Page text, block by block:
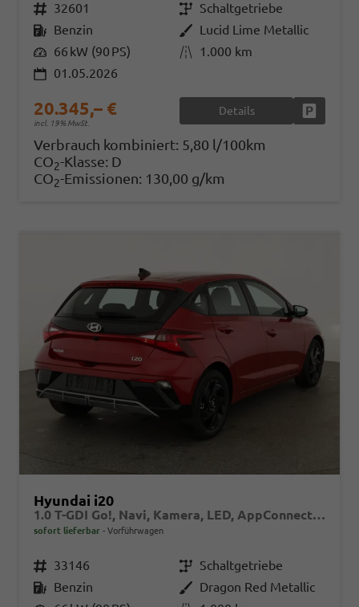
Fahrzeugnr. 32601 GetriebeSchaltgetriebe
Kraftstoff Benzin AußenfarbeLucid Lime Metallic
Leistung 66 kW (90 PS) Kilometerstand 1.000 km
01.05.2026
20.345,– €
incl. 19% MwSt.
Details
Verbrauch kombiniert: 5,80 l/100km
CO2-Klasse: D
CO2-Emissionen: 130,00 g/km
Hyundai i20
1.0 T-GDI Go!, Navi, Kamera, LED, AppConnect, Winter, 16-Zoll, sofort
sofort lieferbar Vorführwagen
Fahrzeugnr. 33146 GetriebeSchaltgetriebe
Kraftstoff Benzin AußenfarbeDragon Red Metallic